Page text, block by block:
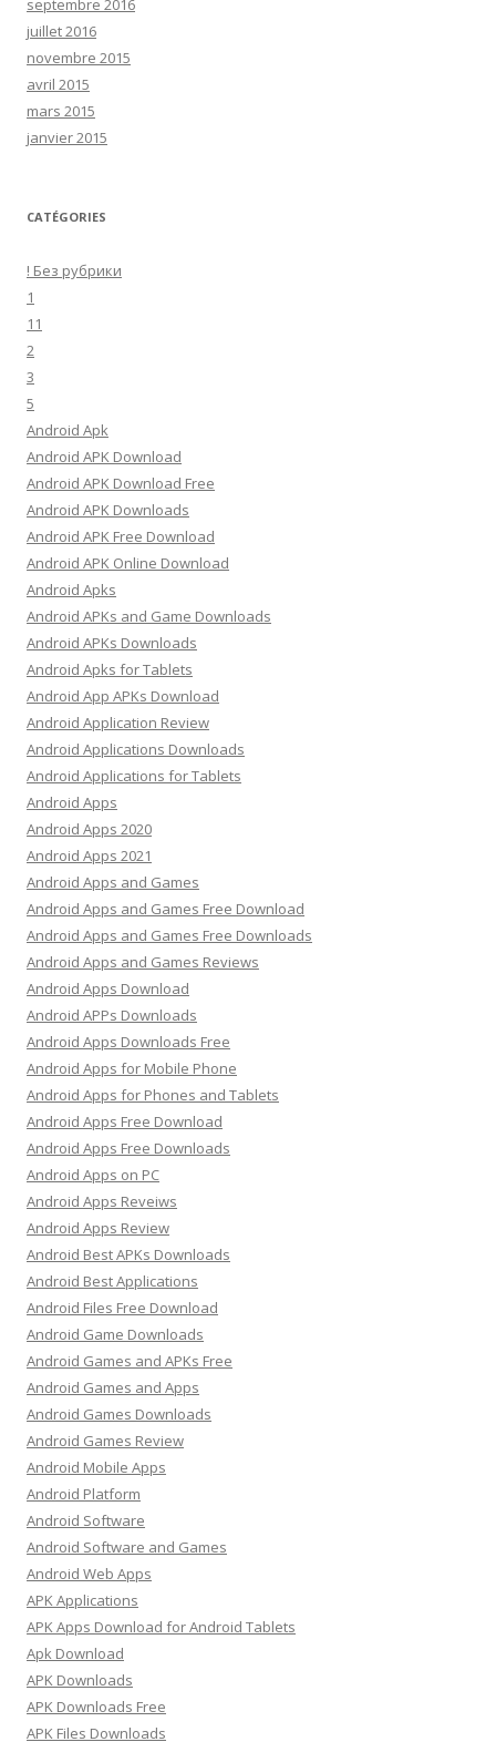
septembre 2016
juillet 2016
novembre 2015
avril 2015
mars 2015
janvier 2015
CATÉGORIES
! Без рубрики
1
11
2
3
5
Android Apk
Android APK Download
Android APK Download Free
Android APK Downloads
Android APK Free Download
Android APK Online Download
Android Apks
Android APKs and Game Downloads
Android APKs Downloads
Android Apks for Tablets
Android App APKs Download
Android Application Review
Android Applications Downloads
Android Applications for Tablets
Android Apps
Android Apps 2020
Android Apps 2021
Android Apps and Games
Android Apps and Games Free Download
Android Apps and Games Free Downloads
Android Apps and Games Reviews
Android Apps Download
Android APPs Downloads
Android Apps Downloads Free
Android Apps for Mobile Phone
Android Apps for Phones and Tablets
Android Apps Free Download
Android Apps Free Downloads
Android Apps on PC
Android Apps Reveiws
Android Apps Review
Android Best APKs Downloads
Android Best Applications
Android Files Free Download
Android Game Downloads
Android Games and APKs Free
Android Games and Apps
Android Games Downloads
Android Games Review
Android Mobile Apps
Android Platform
Android Software
Android Software and Games
Android Web Apps
APK Applications
APK Apps Download for Android Tablets
Apk Download
APK Downloads
APK Downloads Free
APK Files Downloads